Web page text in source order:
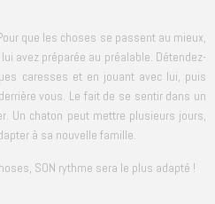
que les choses se passent au mieux,
avez préparée au préalable. Détendez-
caresses et en jouant avec lui, puis
vous. Le fait de se sentir dans un
Un chaton peut mettre plusieurs jours,
à sa nouvelle famille.
SON rythme sera le plus adapté !